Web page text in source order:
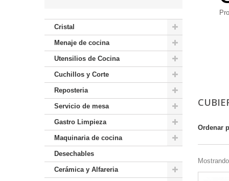
Cristal
Menaje de cocina
Utensilios de Cocina
Cuchillos y Corte
Reposteria
Servicio de mesa
Gastro Limpieza
Maquinaria de cocina
Desechables
Cerámica y Alfareria
Ordenar